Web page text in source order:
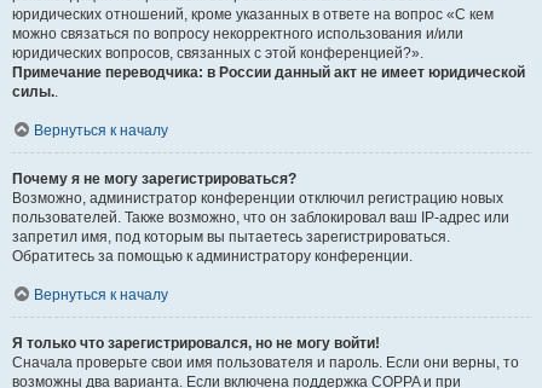
юридических отношений, кроме указанных в ответе на вопрос «С кем
можно связаться по вопросу некорректного использования и/или
юридических вопросов, связанных с этой конференцией?».
Примечание переводчика: в России данный акт не имеет юридической
силы..
Вернуться к началу
Почему я не могу зарегистрироваться?
Возможно, администратор конференции отключил регистрацию новых
пользователей. Также возможно, что он заблокировал ваш IP-адрес или
запретил имя, под которым вы пытаетесь зарегистрироваться.
Обратитесь за помощью к администратору конференции.
Вернуться к началу
Я только что зарегистрировался, но не могу войти!
Сначала проверьте свои имя пользователя и пароль. Если они верны, то
возможны два варианта. Если включена поддержка COPPA и при